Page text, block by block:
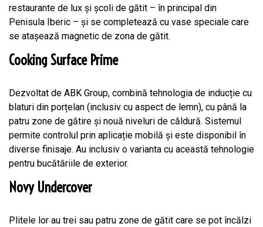
restaurante de lux și școli de gătit – în principal din
Penisula Iberic – și se completează cu vase speciale care
se atașează magnetic de zona de gătit.
Cooking Surface Prime
Dezvoltat de ABK Group, combină tehnologia de inducție cu
blaturi din porțelan (inclusiv cu aspect de lemn), cu până la
patru zone de gătire și nouă niveluri de căldură. Sistemul
permite controlul prin aplicație mobilă și este disponibil în
diverse finisaje. Au inclusiv o varianta cu această tehnologie
pentru bucătăriile de exterior.
Novy Undercover
Plitele lor au trei sau patru zone de gătit care se pot încălzi